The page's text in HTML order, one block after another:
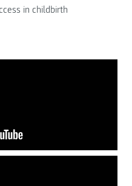
in childbirth